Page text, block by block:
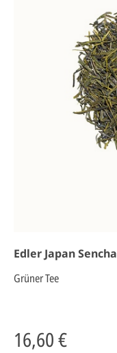
Edler Japan Sencha
Grüner Tee
16,60 €